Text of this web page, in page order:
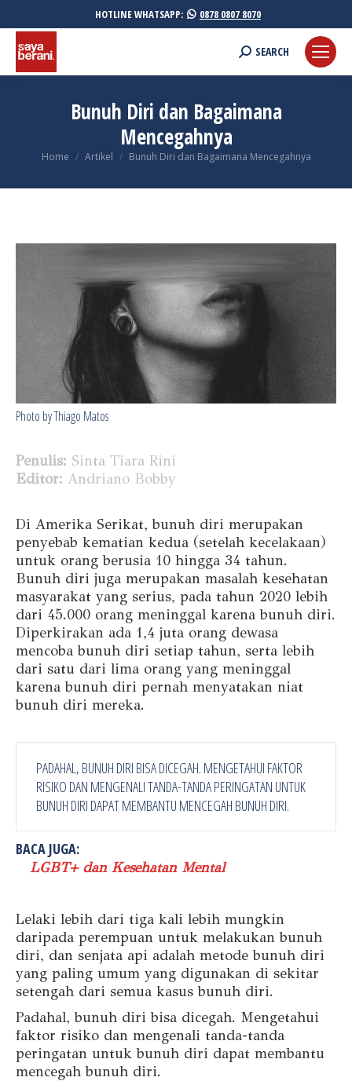
HOTLINE WHATSAPP: 0878 0807 8070
Search:
SEARCH
Bunuh Diri dan Bagaimana
Mencegahnya
You are here:
Home Artikel Bunuh Diri dan Bagaimana Mencegahnya
Photo by Thiago Matos
Penulis: Sinta Tiara Rini
Editor: Andriano Bobby
Di Amerika Serikat, bunuh diri merupakan
penyebab kematian kedua (setelah kecelakaan)
untuk orang berusia 10 hingga 34 tahun.
Bunuh diri juga merupakan masalah kesehatan
masyarakat yang serius, pada tahun 2020 lebih
dari 45.000 orang meninggal karena bunuh diri.
Diperkirakan ada 1,4 juta orang dewasa
mencoba bunuh diri setiap tahun, serta lebih
dari satu dari lima orang yang meninggal
karena bunuh diri pernah menyatakan niat
bunuh diri mereka.
PADAHAL, BUNUH DIRI BISA DICEGAH. MENGETAHUI FAKTOR
RISIKO DAN MENGENALI TANDA-TANDA PERINGATAN UNTUK
BUNUH DIRI DAPAT MEMBANTU MENCEGAH BUNUH DIRI.
BACA JUGA:
LGBT+ dan Kesehatan Mental
Lelaki lebih dari tiga kali lebih mungkin
daripada perempuan untuk melakukan bunuh
diri, dan senjata api adalah metode bunuh diri
yang paling umum yang digunakan di sekitar
setengah dari semua kasus bunuh diri.
Padahal, bunuh diri bisa dicegah. Mengetahui
faktor risiko dan mengenali tanda-tanda
peringatan untuk bunuh diri dapat membantu
mencegah bunuh diri.